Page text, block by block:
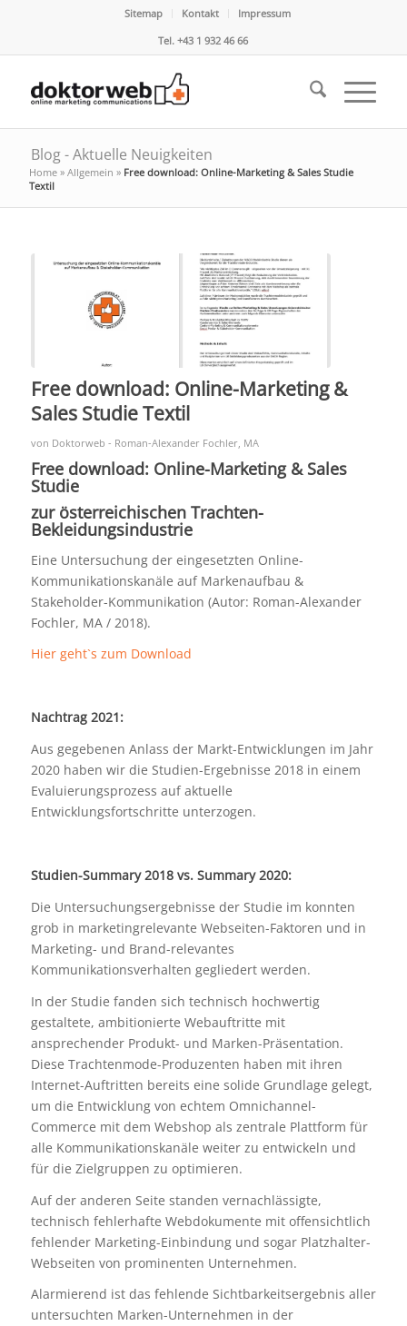
Sitemap Kontakt
Impressum
Tel. +43 1 932 46 66
Blog - Aktuelle Neuigkeiten
Home» Allgemein » Free download: Online-Marketing & Sales Studie
Textil
Free download: Online-Marketing &
Sales Studie Textil
von Doktorweb - Roman-Alexander Fochler, MA
Free download: Online-Marketing & Sales
Studie
zur österreichischen Trachten-
Bekleidungsindustrie
Eine Untersuchung der eingesetzten Online-
Kommunikationskanäle auf Markenaufbau &
Stakeholder-Kommunikation (Autor: Roman-Alexander
Fochler, MA / 2018).
Hier geht`s zum Download
Nachtrag 2021:
Aus gegebenen Anlass der Markt-Entwicklungen im Jahr
2020 haben wir die Studien-Ergebnisse 2018 in einem
Evaluierungsprozess auf aktuelle
Entwicklungsfortschritte unterzogen.
Studien-Summary 2018 vs. Summary 2020:
Die Untersuchungsergebnisse der Studie im konnten
grob in marketingrelevante Webseiten-Faktoren und in
Marketing- und Brand-relevantes
Kommunikationsverhalten gegliedert werden.
In der Studie fanden sich technisch hochwertig
gestaltete, ambitionierte Webauftritte mit
ansprechender Produkt- und Marken-Präsentation.
Diese Trachtenmode-Produzenten haben mit ihren
Internet-Auftritten bereits eine solide Grundlage gelegt,
um die Entwicklung von echtem Omnichannel-
Commerce mit dem Webshop als zentrale Plattform für
alle Kommunikationskanäle weiter zu entwickeln und
für die Zielgruppen zu optimieren.
Auf der anderen Seite standen vernachlässigte,
technisch fehlerhafte Webdokumente mit offensichtlich
fehlender Marketing-Einbindung und sogar Platzhalter-
Webseiten von prominenten Unternehmen.
Alarmierend ist das fehlende Sichtbarkeitsergebnis aller
untersuchten Marken-Unternehmen in der